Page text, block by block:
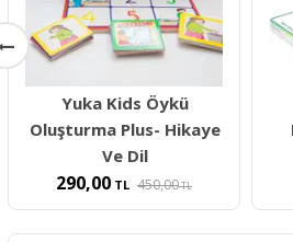
Yuka Kids Öykü
Oluşturma Plus- Hikaye
Ve Dil
290,00 TL 450,00TL